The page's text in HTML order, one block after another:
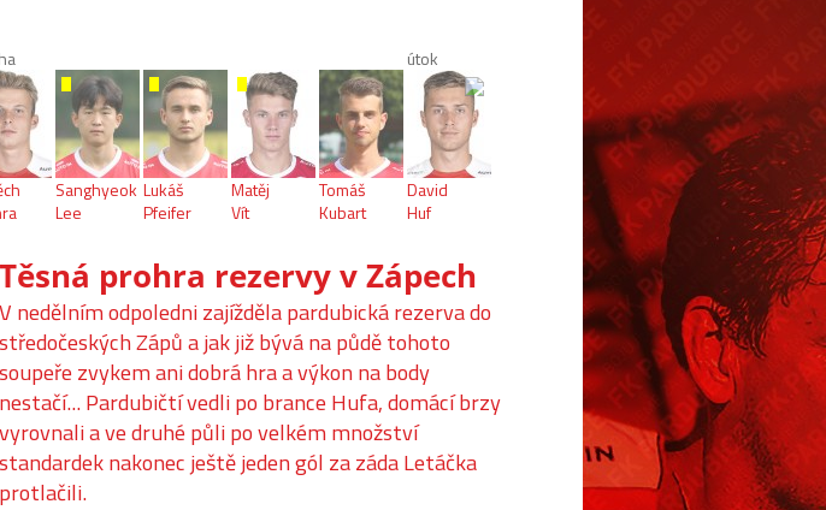
Sanghyeok
Lee
Lukáš
Pfeifer
Matěj
Vít
Tomáš
Kubart
útok
David
Huf
Těsná prohra rezervy v Zápech
V nedělním odpoledni zajížděla pardubická rezerva do
středočeských Zápů a jak již bývá na půdě tohoto
soupeře zvykem ani dobrá hra a výkon na body
nestačí... Pardubičtí vedli po brance Hufa, domácí brzy
vyrovnali a ve druhé půli po velkém množství
standardek nakonec ještě jeden gól za záda Letáčka
protlačili.